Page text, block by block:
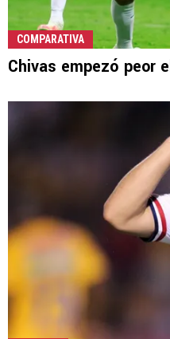
COMPARATIVA
Chivas empezó peor